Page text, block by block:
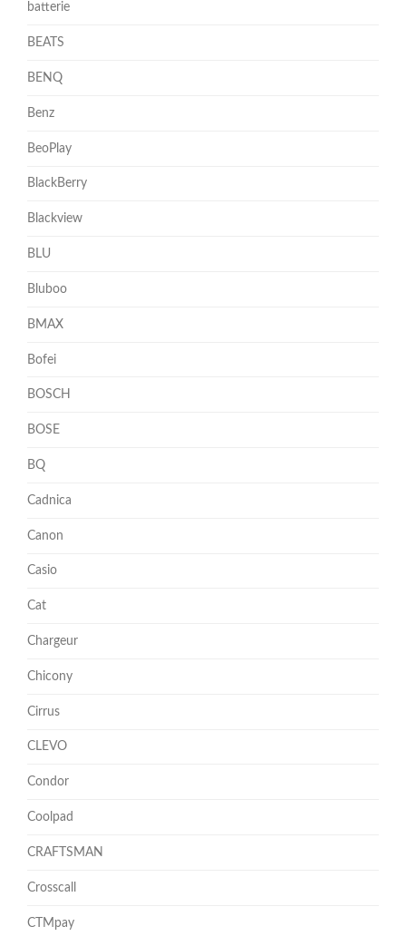
batterie
BEATS
BENQ
Benz
BeoPlay
BlackBerry
Blackview
BLU
Bluboo
BMAX
Bofei
BOSCH
BOSE
BQ
Cadnica
Canon
Casio
Cat
Chargeur
Chicony
Cirrus
CLEVO
Condor
Coolpad
CRAFTSMAN
Crosscall
CTMpay